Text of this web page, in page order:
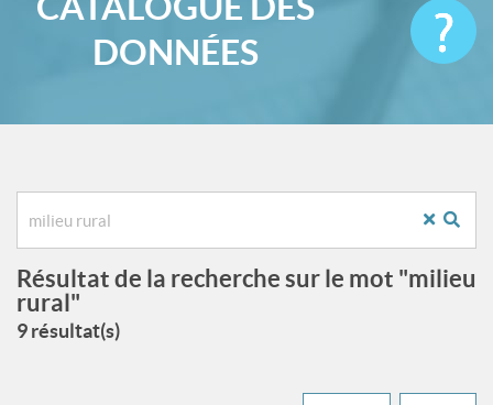
DONNÉES
Résultat de la recherche sur le mot "milieu
rural"
9 résultat(s)